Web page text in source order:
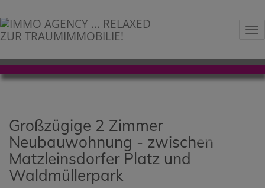
Großzügige 2 Zimmer
Neubauwohnung - zwischen
Matzleinsdorfer Platz und
Waldmüllerpark